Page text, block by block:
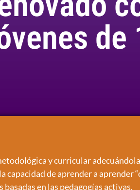
de
y curricular
de aprender a aprender
en las pedagogías activas.